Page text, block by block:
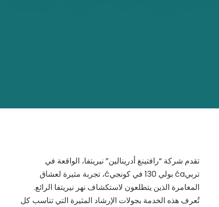
تقدم شركة “رافتينغ أدرينالين” نيريتفا، الواقعة في
تربيća بولي 130 في كونجيć، تجربة مثيرة لعشاق
المغامرة الذين يتطلعون لاستكشاف نهر نيريتفا الرائع.
تُعرف هذه الخدمة بجولات الإرشاد المثيرة التي تناسب كل